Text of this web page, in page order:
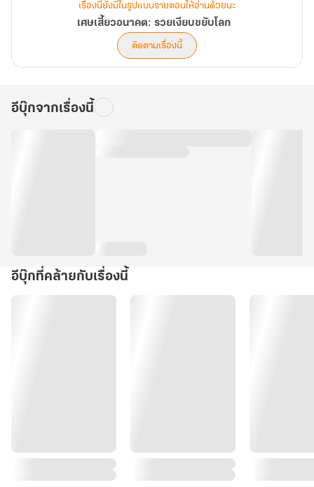
เรื่องนี้ยังมีในรูปแบบรายตอนให้อ่านด้วยนะ
เศษเสี้ยวอนาคต: รวยเงียบขยับโลก
ติดตามเรื่องนี้
อีบุ๊กจากเรื่องนี้
อีบุ๊กที่คล้ายกับเรื่องนี้